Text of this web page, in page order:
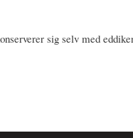
sig selv med